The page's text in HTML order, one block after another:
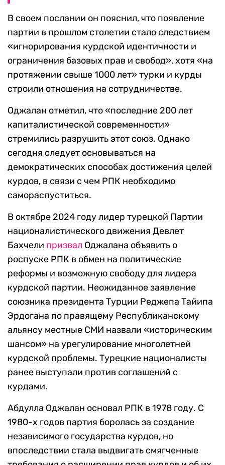
В своем послании он пояснил, что появление
партии в прошлом столетии стало следствием
«игнорирования курдской идентичности и
ограничения базовых прав и свобод», хотя «на
протяжении свыше 1000 лет» турки и курды
строили отношения на сотрудничестве.
Оджалан отметил, что «последние 200 лет
капиталистической современности»
стремились разрушить этот союз. Однако
сегодня следует основываться на
демократических способах достижения целей
курдов, в связи с чем РПК необходимо
самораспуститься.
В октябре 2024 году лидер турецкой Партии
националистического движения Девлет
Бахчели призвал Оджалана объявить о
роспуске РПК в обмен на политические
реформы и возможную свободу для лидера
курдской партии. Неожиданное заявление
союзника президента Турции Реджепа Тайипа
Эрдогана по правящему Республиканскому
альянсу местные СМИ назвали «историческим
шансом» на урегулирование многолетней
курдской проблемы. Турецкие националисты
ранее выступали против соглашений с
курдами.
Абдулла Оджалан основал РПК в 1978 году. С
1980-х годов партия боролась за создание
независимого государства курдов, но
впоследствии стала выдвигать смягченные